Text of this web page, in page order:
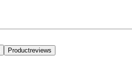
Productreviews